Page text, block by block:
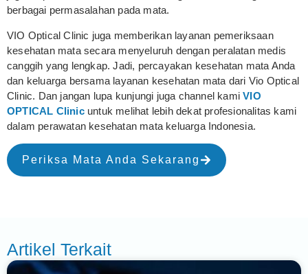
berbagai permasalahan pada mata.
VIO Optical Clinic juga memberikan layanan pemeriksaan
kesehatan mata secara menyeluruh dengan peralatan medis
canggih yang lengkap. Jadi, percayakan kesehatan mata Anda
dan keluarga bersama layanan kesehatan mata dari Vio Optical
Clinic. Dan jangan lupa kunjungi juga channel kamiVIO
OPTICAL Clinicuntuk melihat lebih dekat profesionalitas kami
dalam perawatan kesehatan mata keluarga Indonesia.
Periksa Mata Anda Sekarang
Artikel Terkait